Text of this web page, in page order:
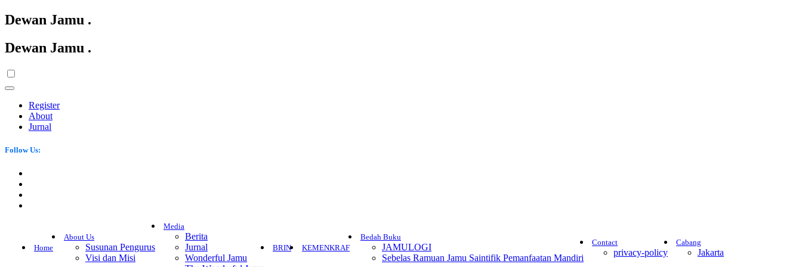
Dewan Jamu .
Dewan Jamu .
Register
About
Jurnal
Follow Us:
Home
About Us
Susunan Pengurus
Visi dan Misi
Media
Berita
Jurnal
Wonderful Jamu
BRIN KEMENKRAF
Bedah Buku
JAMULOGI
Sebelas Ramuan Jamu Saintifik Pemanfaatan Mandiri
Contact
privacy-policy
Cabang
Jakarta